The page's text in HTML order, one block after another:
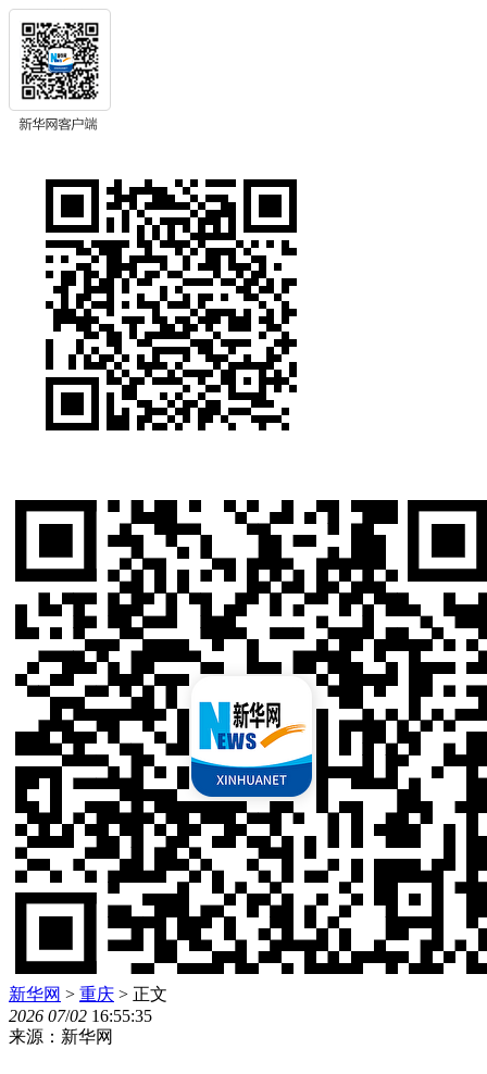
新华网 > 重庆 > 正文
2026 07/02 16:55:35
来源：新华网